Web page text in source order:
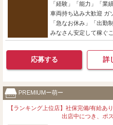
「経験」「能力」「業
車両持ち込み大歓迎 ガ
「急なお休み」「出勤
みなさん安定して稼ぐ
応募する 詳
PREMIUMー萌ー
【ランキング上位店】社保完備/有給あ
出店中につき、ポ